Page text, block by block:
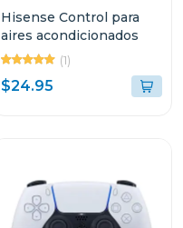
Hisense Control para
aires acondicionados
(1)
$24.95